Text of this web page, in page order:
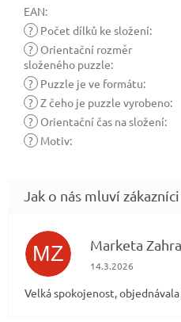
EAN:
? Počet dílků ke složení:
? Orientační rozměr
složeného puzzle:
? Puzzle je ve formátu:
? Z čeho je puzzle vyrobeno:
? Orientační čas na složení:
? Motiv:
MZ Marketa
Hodnocení
14.3.2026
Velká spokojenost,